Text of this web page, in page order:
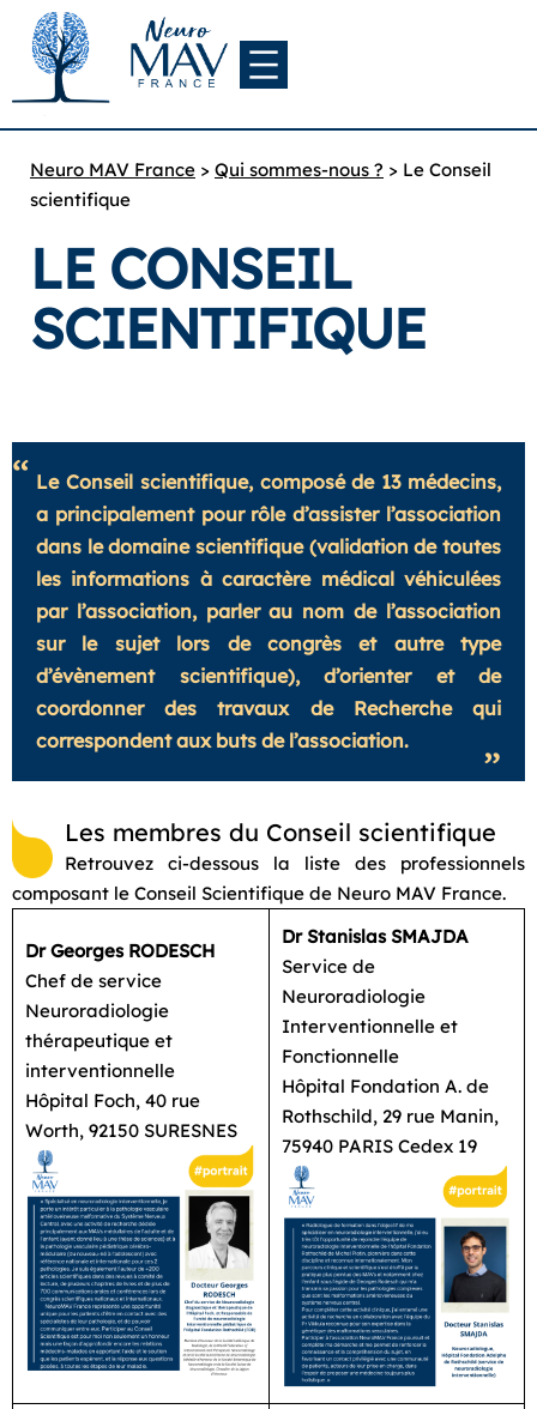
Neuro MAV France > Qui sommes-nous ? > Le Conseil
scientifique
LE CONSEIL
SCIENTIFIQUE
Le Conseil scientifique, composé de 13 médecins,
a principalement pour rôle d’assister l’association
dans le domaine scientifique (validation de toutes
les informations à caractère médical véhiculées
par l’association, parler au nom de l’association
sur le sujet lors de congrès et autre type
d’évènement scientifique), d’orienter et de
coordonner des travaux de Recherche qui
correspondent aux buts de l’association.
Les membres du Conseil scientifique
Retrouvez ci-dessous la liste des professionnels
composant le Conseil Scientifique de Neuro MAV France.
Dr Georges RODESCH
Chef de service
Neuroradiologie
thérapeutique et
interventionnelle
Hôpital Foch, 40 rue
Worth, 92150 SURESNES
Dr Stanislas SMAJDA
Service de
Neuroradiologie
Interventionnelle et
Fonctionnelle
Hôpital Fondation A. de
Rothschild, 29 rue Manin,
75940 PARIS Cedex 19